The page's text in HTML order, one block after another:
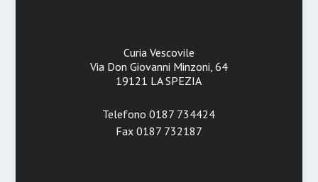
Curia Vescovile
Via Don Giovanni Minzoni, 64
19121 LA SPEZIA
Telefono 0187 734424
Fax 0187 732187